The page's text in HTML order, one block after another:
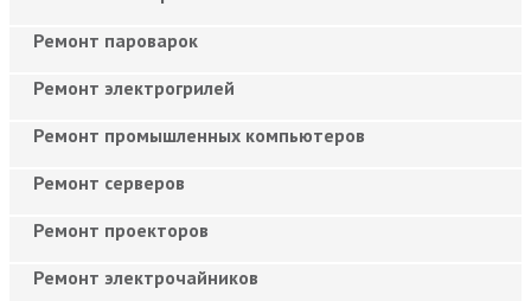
Ремонт пароварок
Ремонт электрогрилей
Ремонт промышленных компьютеров
Ремонт серверов
Ремонт проекторов
Ремонт электрочайников